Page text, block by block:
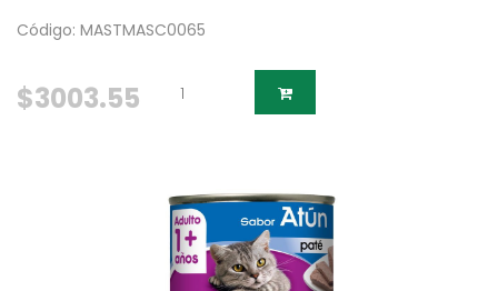
Código: MASTMASC0065
$3003.55